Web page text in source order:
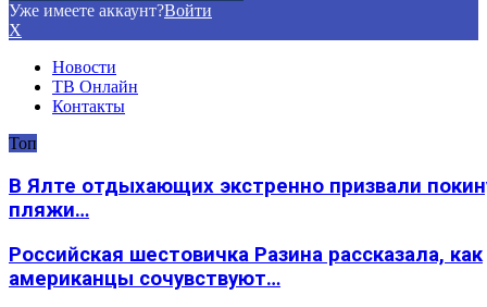
Уже имеете аккаунт?Войти
X
Новости
ТВ Онлайн
Контакты
Топ
В Ялте отдыхающих экстренно призвали
пляжи…
Российская шестовичка Разина рассказала, как
американцы сочувствуют…